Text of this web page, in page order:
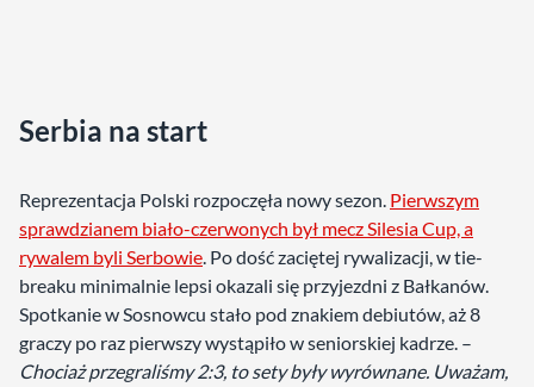
Serbia na start
Reprezentacja Polski rozpoczęła nowy sezon. Pierwszym
sprawdzianem biało-czerwonych był mecz Silesia Cup, a
rywalem byli Serbowie. Po dość zaciętej rywalizacji, w tie-
breaku minimalnie lepsi okazali się przyjezdni z Bałkanów.
Spotkanie w Sosnowcu stało pod znakiem debiutów, aż 8
graczy po raz pierwszy wystąpiło w seniorskiej kadrze. –
Chociaż przegraliśmy 2:3, to sety były wyrównane. Uważam,